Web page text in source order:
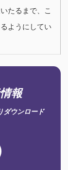
たるまで、こ
ようにしてい
報
ダウンロード